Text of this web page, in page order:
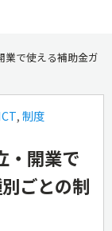
業で使える補助金ガ
,制度
・開業で
ごとの制